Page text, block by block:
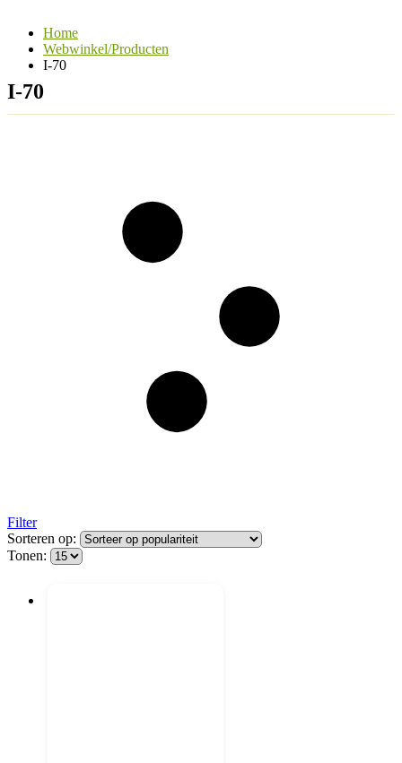
Home
Webwinkel/Producten
I-70
I-70
Filter
Sorteren op:
Tonen: